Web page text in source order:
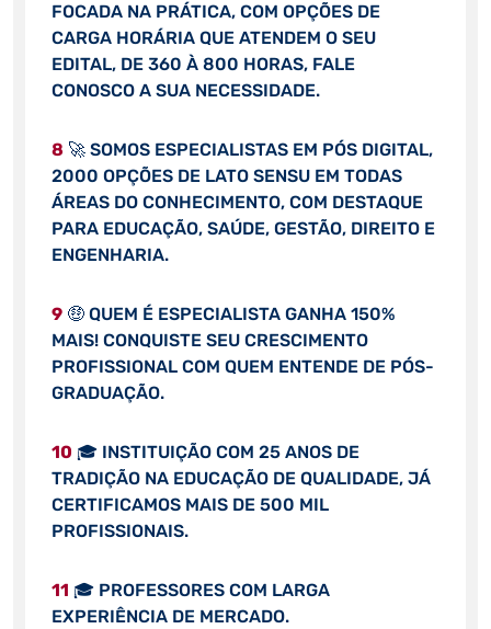
FOCADA NA PRÁTICA, COM OPÇÕES DE
CARGA HORÁRIA QUE ATENDEM O SEU
EDITAL, DE 360 À 800 HORAS, FALE
CONOSCO A SUA NECESSIDADE.
8 🚀 SOMOS ESPECIALISTAS EM PÓS DIGITAL,
2000 OPÇÕES DE LATO SENSU EM TODAS
ÁREAS DO CONHECIMENTO, COM DESTAQUE
PARA EDUCAÇÃO, SAÚDE, GESTÃO, DIREITO E
ENGENHARIA.
9🤑 QUEM É ESPECIALISTA GANHA 150%
MAIS! CONQUISTE SEU CRESCIMENTO
PROFISSIONAL COM QUEM ENTENDE DE PÓS-
GRADUAÇÃO.
10 🎓 INSTITUIÇÃO COM 25 ANOS DE
TRADIÇÃO NA EDUCAÇÃO DE QUALIDADE, JÁ
CERTIFICAMOS MAIS DE 500 MIL
PROFISSIONAIS.
11 🎓 PROFESSORES COM LARGA
EXPERIÊNCIA DE MERCADO.